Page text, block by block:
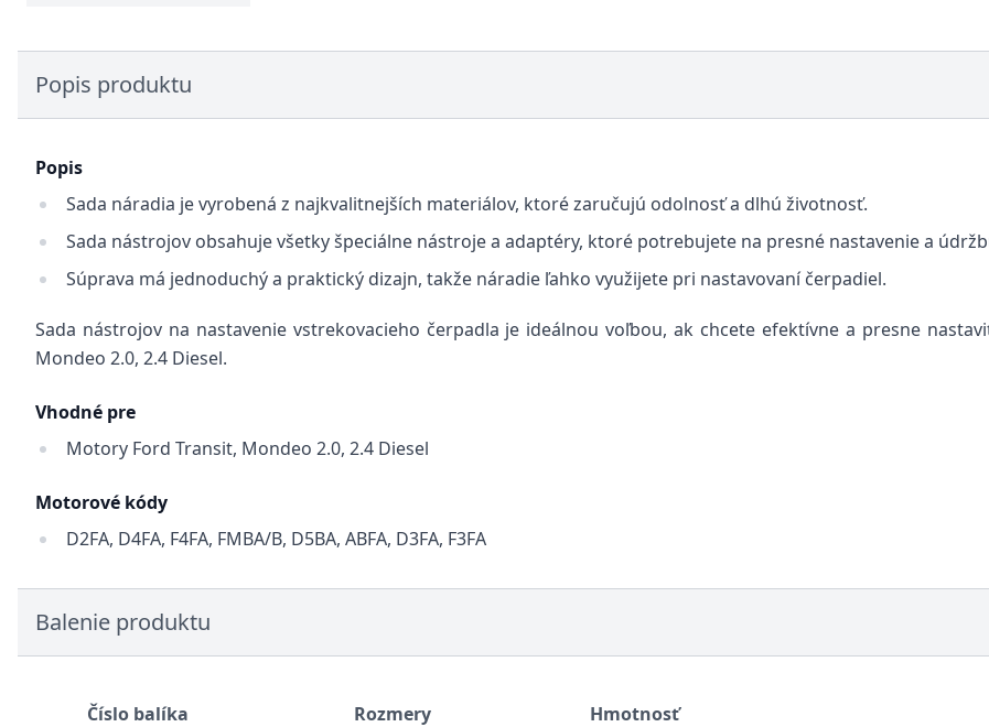
Popis produktu
Popis
Sada náradia je vyrobená z najkvalitnejších materiálov, ktoré zaručujú odolnosť a dlhú životnosť.
Sada nástrojov obsahuje všetky špeciálne nástroje a adaptéry, ktoré potrebujete na presné nastavenie a
Súprava má jednoduchý a praktický dizajn, takže náradie ľahko využijete pri nastavovaní čerpadiel.
Sada nástrojov na nastavenie vstrekovacieho čerpadla je ideálnou voľbou, ak chcete efektívne a presne
Mondeo 2.0, 2.4 Diesel.
Vhodné pre
Motory Ford Transit, Mondeo 2.0, 2.4 Diesel
Motorové kódy
D2FA, D4FA, F4FA, FMBA/B, D5BA, ABFA, D3FA, F3FA
Balenie produktu
Číslo balíka Rozmery
Hmotnosť